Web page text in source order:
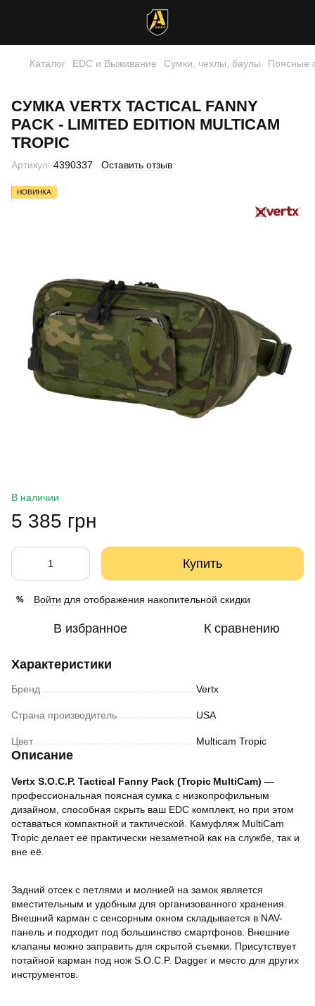
Каталог EDC и Выживание Сумки, чехлы, баулы Поясные
СУМКА VERTX TACTICAL FANNY
PACK - LIMITED EDITION MULTICAM
TROPIC
Артикул: 4390337 Оставить отзыв
НОВИНКА
В наличии
5 385 грн
Купить
% Войти для отображения накопительной скидки
В избранное К сравнению
Характеристики
Бренд Vertx
Страна производитель USA
Цвет Multicam Tropic
Описание
Vertx S.O.C.P. Tactical Fanny Pack (Tropic MultiCam) —
профессиональная поясная сумка с низкопрофильным
дизайном, способная скрыть ваш EDC комплект, но при этом
оставаться компактной и тактической. Камуфляж MultiCam
Tropic делает её практически незаметной как на службе, так и
вне её.
Задний отсек с петлями и молнией на замок является
вместительным и удобным для организованного хранения.
Внешний карман с сенсорным окном складывается в NAV-
панель и подходит под большинство смартфонов. Внешние
клапаны можно заправить для скрытой съемки. Присутствует
потайной карман под нож S.O.C.P. Dagger и место для других
инструментов.